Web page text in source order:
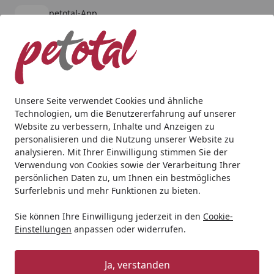
Unsere Seite verwendet Cookies und ähnliche
Technologien, um die Benutzererfahrung auf unserer
Website zu verbessern, Inhalte und Anzeigen zu
personalisieren und die Nutzung unserer Website zu
analysieren. Mit Ihrer Einwilligung stimmen Sie der
Verwendung von Cookies sowie der Verarbeitung Ihrer
persönlichen Daten zu, um Ihnen ein bestmögliches
Surferlebnis und mehr Funktionen zu bieten.
Sie können Ihre Einwilligung jederzeit in den Cookie-
Einstellungen anpassen oder widerrufen.
Ja, verstanden
petotal-App
kostenlos - Im App Store
Alle Produkte
Mein Konto
Suchen
Startseite
Katze Katzennassfutter WOW Cat Premium Paté 200g
WOW Cat Premium Paté 200g Junior
Geflügel Leber